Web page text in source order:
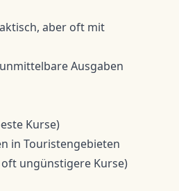
aber oft mit
Ausgaben
Kurse)
in Touristengebieten
ungünstigere Kurse)